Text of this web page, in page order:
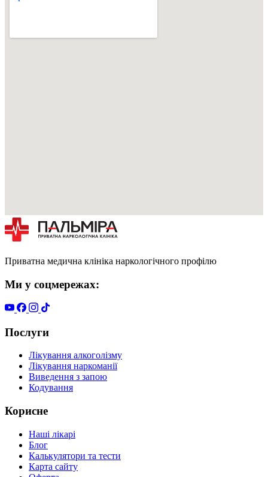
Приватна медична клініка наркологічного профілю
Ми у соцмережах:
Послуги
Лікування алкоголізму
Лікування наркоманії
Виведення з запою
Кодування
Корисне
Наші лікарі
Блог
Калькулятори та тести
Карта сайту